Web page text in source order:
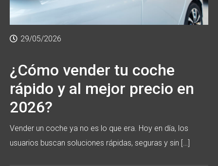
29/05/2026
¿Cómo vender tu coche
rápido y al mejor precio en
2026?
Vender un coche ya no es lo que era. Hoy en día, los
usuarios buscan soluciones rápidas, seguras y sin […]